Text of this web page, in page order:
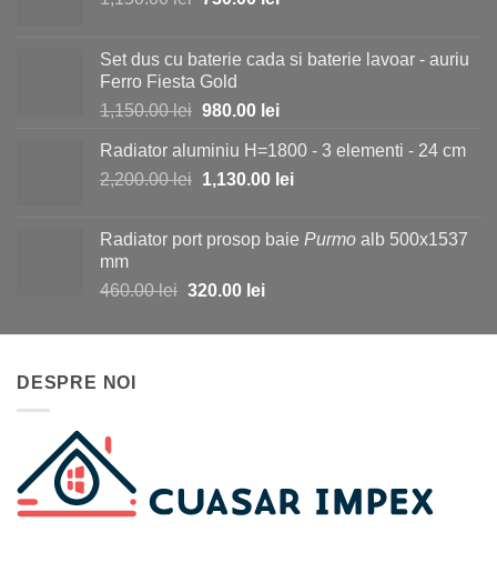
fost:
1,150.00 lei.
730.00 lei.
Set dus cu baterie cada si baterie lavoar - auriu
Ferro Fiesta Gold
1,150.00lei Prețul
a
fost:
980.00 leiPrețul
este:
980.00 lei.
Radiator aluminiu H=1800 - 3 elementi - 24 cm
2,200.00lei Prețul
fost:
1,130.00 leiPrețul
1,130.00 lei.
Radiator port prosop baie Purmo alb 500x1537
mm
460.00lei Prețul
a
320.00 leiPrețul
este:
DESPRE NOI